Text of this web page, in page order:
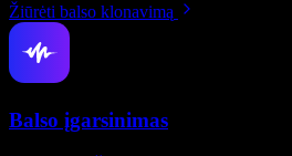
Žiūrėti balso klonavimą
Balso įgarsinimas